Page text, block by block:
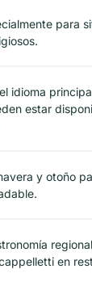
para
idioma
estar
y otoño
en